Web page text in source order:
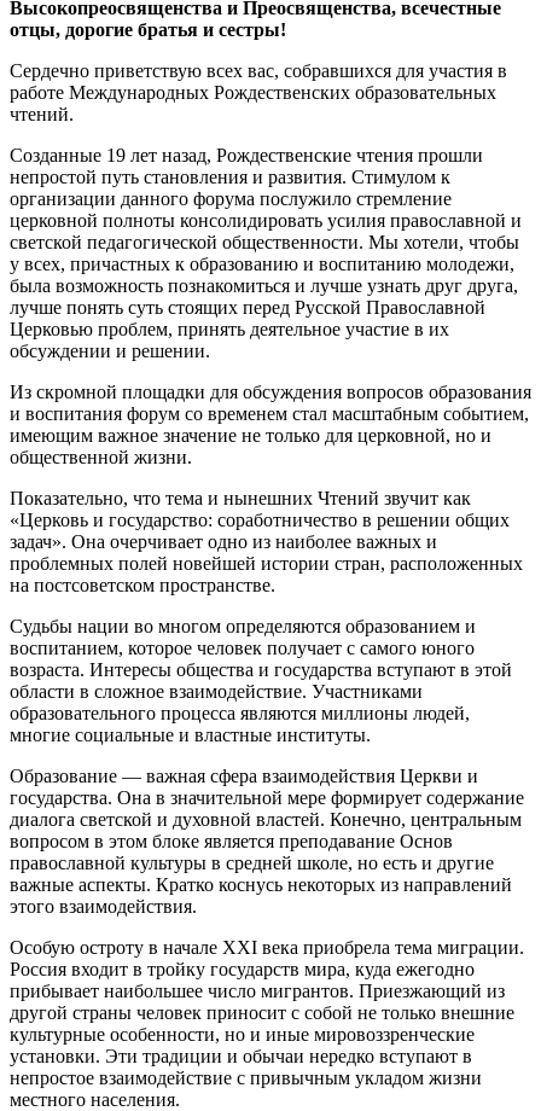
Высокопреосвященства и Преосвященства, всечестные
отцы, дорогие братья и сестры!
Сердечно приветствую всех вас, собравшихся для участия в
работе Международных Рождественских образовательных
чтений.
Созданные 19 лет назад, Рождественские чтения прошли
непростой путь становления и развития. Стимулом к
организации данного форума послужило стремление
церковной полноты консолидировать усилия православной и
светской педагогической общественности. Мы хотели, чтобы
у всех, причастных к образованию и воспитанию молодежи,
была возможность познакомиться и лучше узнать друг друга,
лучше понять суть стоящих перед Русской Православной
Церковью проблем, принять деятельное участие в их
обсуждении и решении.
Из скромной площадки для обсуждения вопросов образования
и воспитания форум со временем стал масштабным событием,
имеющим важное значение не только для церковной, но и
общественной жизни.
Показательно, что тема и нынешних Чтений звучит как
«Церковь и государство: соработничество в решении общих
задач». Она очерчивает одно из наиболее важных и
проблемных полей новейшей истории стран, расположенных
на постсоветском пространстве.
Судьбы нации во многом определяются образованием и
воспитанием, которое человек получает с самого юного
возраста. Интересы общества и государства вступают в этой
области в сложное взаимодействие. Участниками
образовательного процесса являются миллионы людей,
многие социальные и властные институты.
Образование — важная сфера взаимодействия Церкви и
государства. Она в значительной мере формирует содержание
диалога светской и духовной властей. Конечно, центральным
вопросом в этом блоке является преподавание Основ
православной культуры в средней школе, но есть и другие
важные аспекты. Кратко коснусь некоторых из направлений
этого взаимодействия.
Особую остроту в начале XXI века приобрела тема миграции.
Россия входит в тройку государств мира, куда ежегодно
прибывает наибольшее число мигрантов. Приезжающий из
другой страны человек приносит с собой не только внешние
культурные особенности, но и иные мировоззренческие
установки. Эти традиции и обычаи нередко вступают в
непростое взаимодействие с привычным укладом жизни
местного населения.